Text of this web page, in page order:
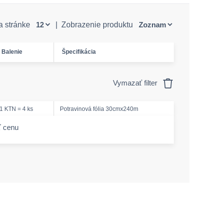
stránke Zobrazenie produktu
Balenie Špecifikácia
Vymazať filter
1 KTN = 4 ks Potravinová fólia 30cmx240m
cenu